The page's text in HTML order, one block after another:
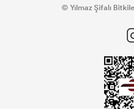
© Yılmaz Şifalı